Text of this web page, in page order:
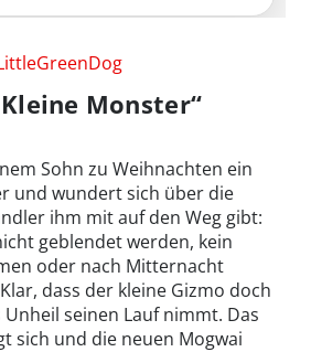
Monster“
Sohn zu Weihnachten ein
und wundert sich über die
ihm mit auf den Weg gibt:
geblendet werden, kein
oder nach Mitternacht
dass der kleine Gizmo doch
seinen Lauf nimmt. Das
sich und die neuen Mogwai